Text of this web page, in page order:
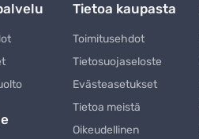
Tietoa kaupasta
Toimitusehdot
Tietosuojaseloste
Evästeasetukset
Tietoa meistä
Oikeudellinen